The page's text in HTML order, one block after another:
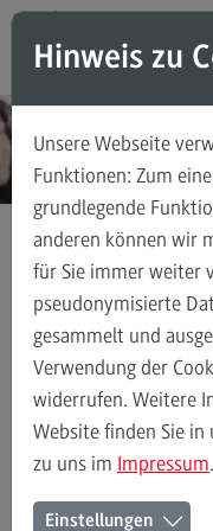
Direkt zum Inhalt
Direkt zum Hauptmenu
Direkt zum Footer
Accounting,
Accounting,
Modulangebot
Kontakt
Advanced Practice
Advanced
Masterstudiengänge
Ihr Kontakt
Hinweis zu
Unsere Webseite
Funktionen: Zum
grundlegende
anderen können wir
für Sie immer weiter
pseudonymisierte
gesammelt und
Verwendung der
widerrufen. Weitere
Website finden Sie in
zu uns im Impressum.
Einstellungen